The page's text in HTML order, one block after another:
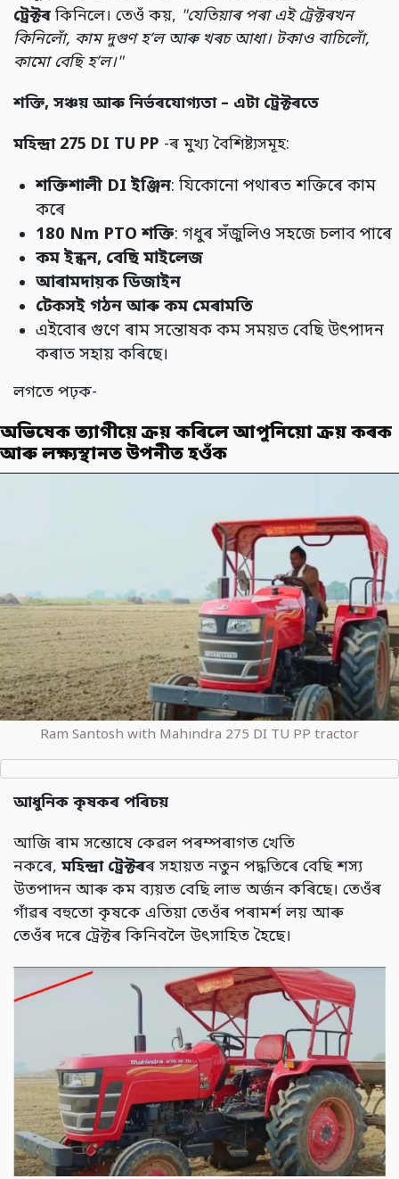
ট্ৰেক্টৰ কিনিলে। তেওঁ কয়, "যেতিয়াৰ পৰা এই ট্ৰেক্টৰখন
কিনিলোঁ, কাম দুগুণ হ’ল আৰু খৰচ আধা। টকাও বাচিলোঁ,
কামো বেছি হ’ল।"
শক্তি, সঞ্চয় আৰু নিৰ্ভৰযোগ্যতা – এটা ট্ৰেক্টৰতে
মহিন্দ্ৰা 275 DI TU PP -ৰ মুখ্য বৈশিষ্ট্যসমূহ:
শক্তিশালী DI ইঞ্জিন: যিকোনো পথাৰত শক্তিৰে কাম
কৰে
180 Nm PTOশক্তি: গধুৰ সঁজুলিও সহজে চলাব পাৰে
কম ইন্ধন, বেছি মাইলেজ
আৰামদায়ক ডিজাইন
টেকসই গঠন আৰু কম মেৰামতি
এইবোৰ গুণে ৰাম সন্তোষক কম সময়ত বেছি উৎপাদন
কৰাত সহায় কৰিছে।
লগতে পঢ়ক-
অভিষেক ত্যাগীয়ে ক্ৰয় কৰিলে আপুনিয়ো ক্ৰয় কৰক
আৰু লক্ষ্যস্থানত উপনীত হওঁক
Ram Santosh with Mahindra 275 DI TU PP tractor
আধুনিক কৃষকৰ পৰিচয়
আজি ৰাম সন্তোষে কেৱল পৰম্পৰাগত খেতি
নকৰে, মহিন্দ্ৰা ট্ৰেক্টৰৰ সহায়ত নতুন পদ্ধতিৰে বেছি শস্য
উতপাদন আৰু কম ব্যয়ত বেছি লাভ অৰ্জন কৰিছে। তেওঁৰ
গাঁৱৰ বহুতো কৃষকে এতিয়া তেওঁৰ পৰামৰ্শ লয় আৰু
তেওঁৰ দৰে ট্ৰেক্টৰ কিনিবলৈ উৎসাহিত হৈছে।